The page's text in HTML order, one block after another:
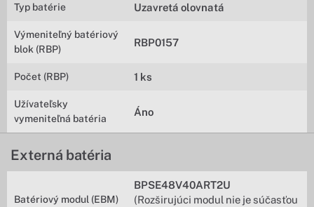
Typ batérie Uzavretá olovnatá
Výmeniteľný batériový
blok (RBP)
RBP0157
Počet (RBP) 1 ks
Užívateľsky
vymeniteľná batéria
Áno
Externá batéria
Batériový modul (EBM)
BPSE48V40ART2U
(Rozširujúci modul nie je súčasťou